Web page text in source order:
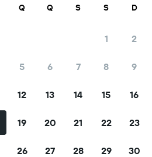
Q Q S S D
1 2
5 6 7 8 9
12 13 14 15 16
19 20 21 22 23
26 27 28 29 30